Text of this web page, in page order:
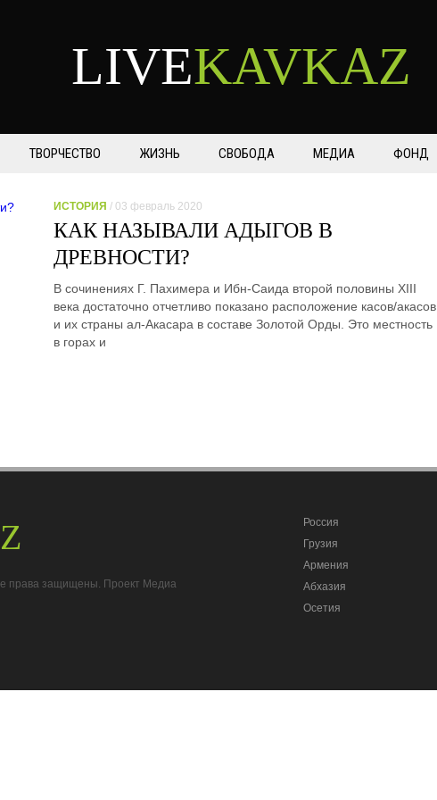
LIVEKAVKAZ
ТВОРЧЕСТВО ЖИЗНЬ СВОБОДА МЕДИА ФОНД
ИСТОРИЯ / 03 февраль 2020
КАК НАЗЫВАЛИ АДЫГОВ В
ДРЕВНОСТИ?
В сочинениях Г. Пахимера и Ибн-Саида второй половины XIII
века достаточно отчетливо показано расположение касов/акасов
и их страны ал-Акасара в составе Золотой Орды. Это местность
в горах и
права защищены. Проект Медиа
Россия
Грузия
Армения
Абхазия
Осетия